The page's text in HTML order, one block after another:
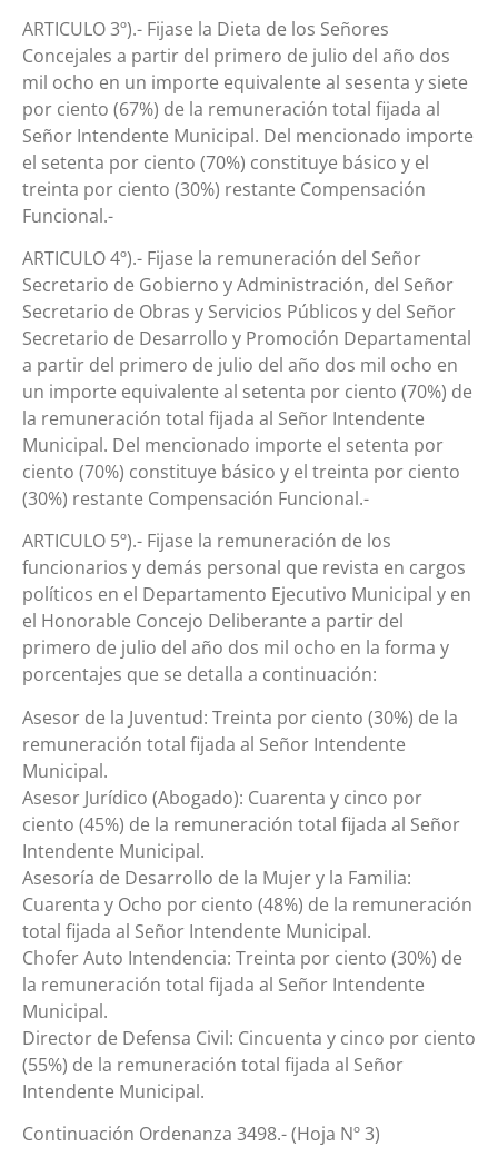
ARTICULO 3º).- Fijase la Dieta de los Señores
Concejales a partir del primero de julio del año dos
mil ocho en un importe equivalente al sesenta y siete
por ciento (67%) de la remuneración total fijada al
Señor Intendente Municipal. Del mencionado importe
el setenta por ciento (70%) constituye básico y el
treinta por ciento (30%) restante Compensación
Funcional.-
ARTICULO 4º).- Fijase la remuneración del Señor
Secretario de Gobierno y Administración, del Señor
Secretario de Obras y Servicios Públicos y del Señor
Secretario de Desarrollo y Promoción Departamental
a partir del primero de julio del año dos mil ocho en
un importe equivalente al setenta por ciento (70%) de
la remuneración total fijada al Señor Intendente
Municipal. Del mencionado importe el setenta por
ciento (70%) constituye básico y el treinta por ciento
(30%) restante Compensación Funcional.-
ARTICULO 5º).- Fijase la remuneración de los
funcionarios y demás personal que revista en cargos
políticos en el Departamento Ejecutivo Municipal y en
el Honorable Concejo Deliberante a partir del
primero de julio del año dos mil ocho en la forma y
porcentajes que se detalla a continuación:
Asesor de la Juventud: Treinta por ciento (30%) de la
remuneración total fijada al Señor Intendente
Municipal.
Asesor Jurídico (Abogado): Cuarenta y cinco por
ciento (45%) de la remuneración total fijada al Señor
Intendente Municipal.
Asesoría de Desarrollo de la Mujer y la Familia:
Cuarenta y Ocho por ciento (48%) de la remuneración
total fijada al Señor Intendente Municipal.
Chofer Auto Intendencia: Treinta por ciento (30%) de
la remuneración total fijada al Señor Intendente
Municipal.
Director de Defensa Civil: Cincuenta y cinco por ciento
(55%) de la remuneración total fijada al Señor
Intendente Municipal.
Continuación Ordenanza 3498.- (Hoja Nº 3)